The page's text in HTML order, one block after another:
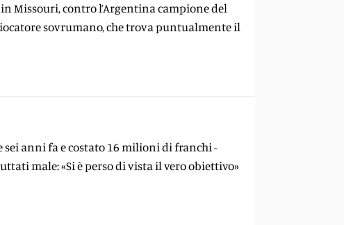
Missouri, contro l’Argentina campione del
sovrumano, che trova puntualmente il
anni fa e costato 16 milioni di franchi -
male: «Si è perso di vista il vero obiettivo»